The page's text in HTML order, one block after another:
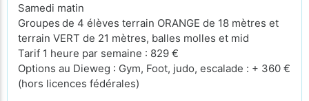
Samedi matin
Groupes de 4 élèves terrain ORANGE de 18 mètres et
terrain VERT de 21 mètres, balles molles et mid
Tarif 1 heure par semaine : 829 €
Options au Dieweg : Gym, Foot, judo, escalade : + 360 €
(hors licences fédérales)